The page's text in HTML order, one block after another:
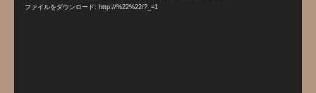
ファイルをダウンロード: http://%22%22/?_=1